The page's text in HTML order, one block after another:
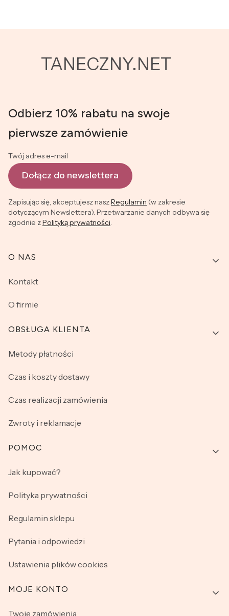
TANECZNY.NET
Odbierz 10% rabatu na swoje
pierwsze zamówienie
Twój adres e-mail
Dołącz do newslettera
Zapisując się, akceptujesz naszRegulamin (w zakresie
dotyczącym Newslettera). Przetwarzanie danych odbywa się
zgodnie zPolityką prywatności.
Linki w stopce
O NAS
Kontakt
O firmie
OBSŁUGA KLIENTA
Metody płatności
Czas i koszty dostawy
Czas realizacji zamówienia
Zwroty i reklamacje
POMOC
Jak kupować?
Polityka prywatności
Regulamin sklepu
Pytania i odpowiedzi
Ustawienia plików cookies
MOJE KONTO
Twoje zamówienia